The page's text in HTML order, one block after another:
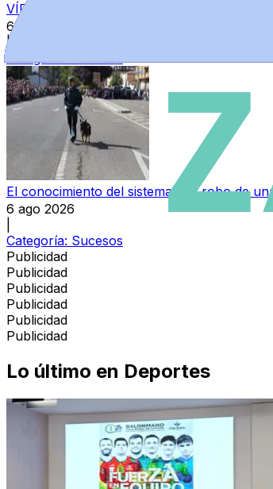
VÍDEO | Un joven zamorano, detenido con
6 ago 2026
|
Categoría:Sucesos
El conocimiento del sistema y el robo de
6 ago 2026
Categoría: Sucesos
Publicidad
Publicidad
Publicidad
Publicidad
Publicidad
Publicidad
Lo último en Deportes